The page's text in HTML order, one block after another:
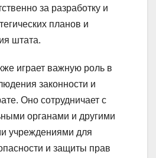
за разработку и
планов и
штата.
играет важную роль в
законности и
Оно сотрудничает с
органами и другими
учреждениями для
и защиты прав